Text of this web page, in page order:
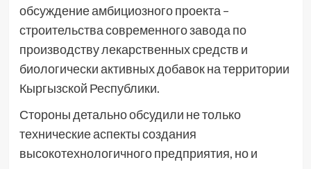
обсуждение амбициозного проекта –
строительства современного завода по
производству лекарственных средств и
биологически активных добавок на территории
Кыргызской Республики.
Стороны детально обсудили не только
технические аспекты создания
высокотехнологичного предприятия, но и